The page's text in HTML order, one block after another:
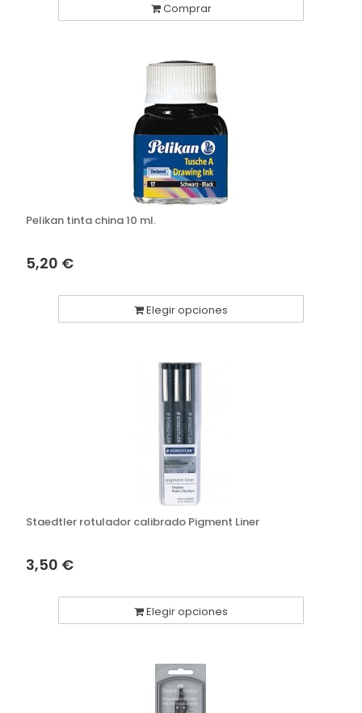
Comprar
Pelikan tinta china 10 ml.
5,20 €
Elegir opciones
Staedtler rotulador calibrado Pigment Liner
3,50 €
Elegir opciones